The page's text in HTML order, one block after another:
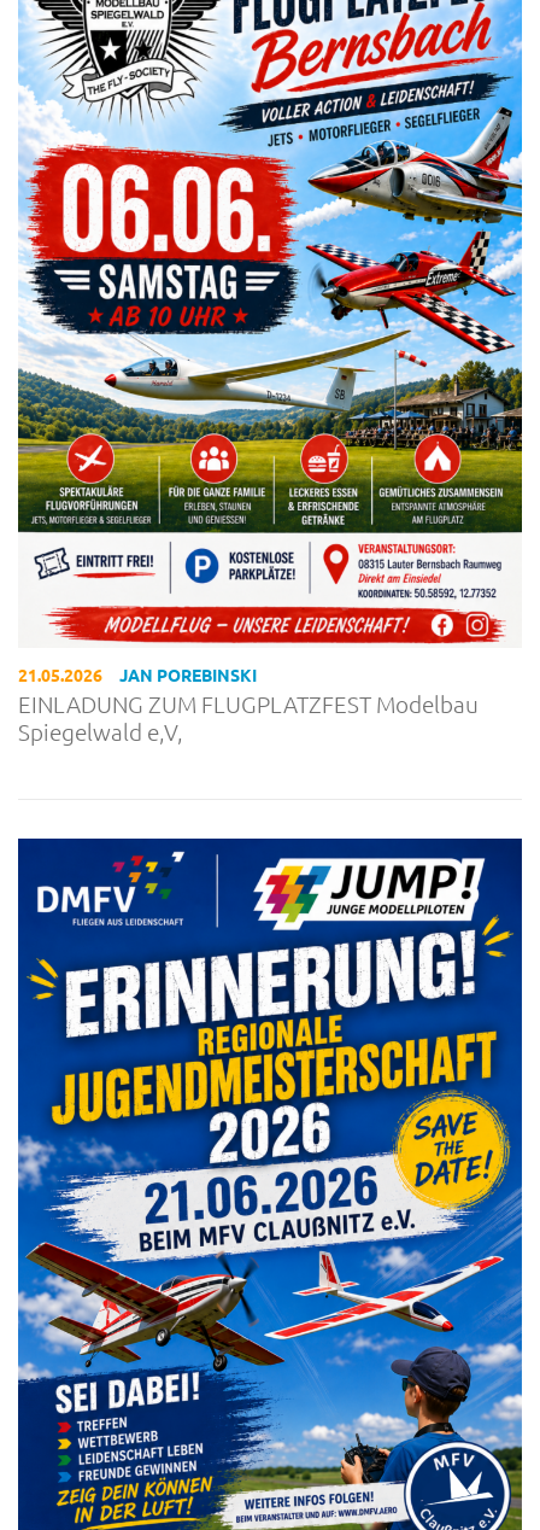
21.05.2026 JAN POREBINSKI
EINLADUNG ZUM FLUGPLATZFEST Modelbau
Spiegelwald e,V,